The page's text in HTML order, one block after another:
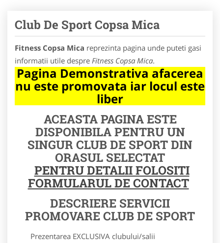
Club De Sport Copsa Mica
Fitness Copsa Mica reprezinta pagina unde puteti gasi
informatii utile despre Fitness Copsa Mica.
Pagina Demonstrativa afacerea
nu este promovata iar locul este
liber
ACEASTA PAGINA ESTE
DISPONIBILA PENTRU UN
SINGUR CLUB DE SPORT DIN
ORASUL SELECTAT
PENTRU DETALII FOLOSITI
FORMULARUL DE CONTACT
DESCRIERE SERVICII
PROMOVARE CLUB DE SPORT
Prezentarea EXCLUSIVA clubului/salii